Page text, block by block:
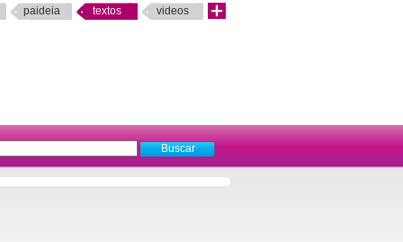
paideia textos videos